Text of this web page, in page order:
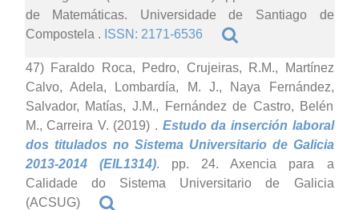
de Matemáticas. Universidade de Santiago de
Compostela . ISSN: 2171-6536
47) Faraldo Roca, Pedro, Crujeiras, R.M., Martínez
Calvo, Adela, Lombardía, M. J., Naya Fernández,
Salvador, Matías, J.M., Fernández de Castro, Belén
M., Carreira V. (2019) . Estudo da inserción laboral
dos titulados no Sistema Universitario de Galicia
2013-2014 (EIL1314). pp. 24. Axencia para a
Calidade do Sistema Universitario de Galicia
(ACSUG)